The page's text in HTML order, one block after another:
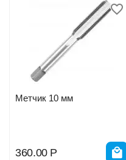
Метчик 10 мм
360.00 Р